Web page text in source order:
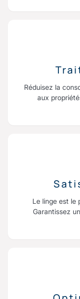
Réduisez la
aux
Le linge est le
Garantissez